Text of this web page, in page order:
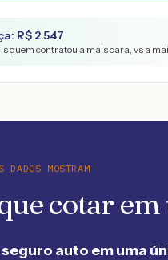
R$ 2.547
quem contratou a mais cara, vs a
DADOS MOSTRAM
cotar
auto em uma